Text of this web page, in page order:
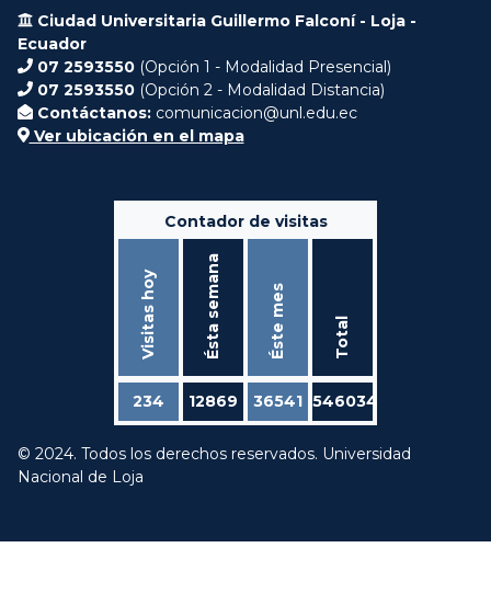
Ciudad Universitaria Guillermo Falconí - Loja -
Ecuador
07 2593550 (Opción 1 - Modalidad Presencial)
07 2593550 (Opción 2 - Modalidad Distancia)
Contáctanos: comunicacion@unl.edu.ec
Ver ubicación en el mapa
Contador de visitas
Visitas hoy Ésta semana Éste mes Total
234 12869 36541 546034
© 2024. Todos los derechos reservados. Universidad
Nacional de Loja